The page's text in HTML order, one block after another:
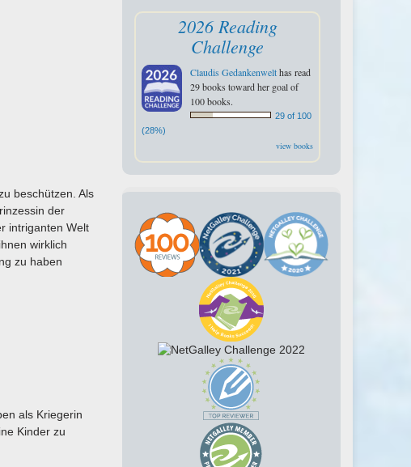
beschützen. Als
der
intriganten Welt
wirklich
zu haben
als Kriegerin
Kinder zu
2026 Reading
Challenge
Claudis Gedankenwelthas read
29 books toward her goal of
100 books.
29 of 100
(28%)
view books